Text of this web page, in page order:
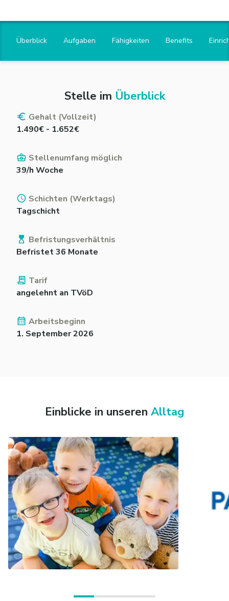
Überblick Aufgaben Fähigkeiten Benefits
Stelle im Überblick
Gehalt (Vollzeit)
1.490€ - 1.652€
Stellenumfang möglich
39/h Woche
Schichten (Werktags)
Tagschicht
Befristungsverhältnis
Befristet 36 Monate
Tarif
angelehnt an TVöD
Arbeitsbeginn
1. September 2026
Einblicke in unseren Alltag